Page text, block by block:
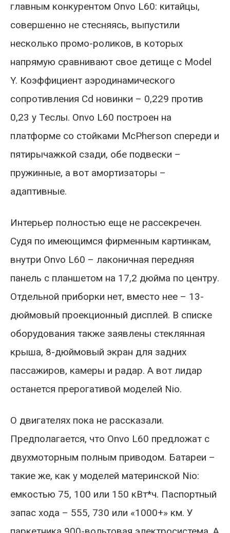
главным конкурентом Onvo L60: китайцы,
совершенно не стесняясь, выпустили
несколько промо-роликов, в которых
напрямую сравнивают свое детище с Model
Y. Коэффициент аэродинамического
сопротивления Cd новинки – 0,229 против
0,23 у Теслы. Onvo L60 построен на
платформе со стойками McPherson спереди и
пятирычажкой сзади, обе подвески –
пружинные, а вот амортизаторы –
адаптивные.
Интерьер полностью еще не рассекречен.
Судя по имеющимся фирменным картинкам,
внутри Onvo L60 – лаконичная передняя
панель с планшетом на 17,2 дюйма по центру.
Отдельной приборки нет, вместо нее – 13-
дюймовый проекционный дисплей. В списке
оборудования также заявлены стеклянная
крыша, 8-дюймовый экран для задних
пассажиров, камеры и радар. А вот лидар
останется прерогативой моделей Nio.
О двигателях пока не рассказали.
Предполагается, что Onvo L60 предложат с
двухмоторным полным приводом. Батареи –
такие же, как у моделей материнской Nio:
емкостью 75, 100 или 150 кВт*ч. Паспортный
запас хода – 555, 730 или «1000+» км. У